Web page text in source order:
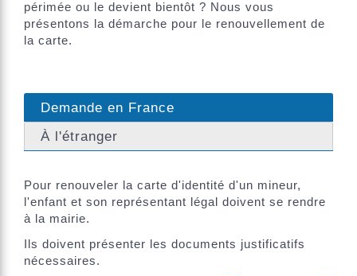
périmée ou le devient bientôt ? Nous vous
présentons la démarche pour le renouvellement de
la carte.
Demande en France
À l'étranger
Pour renouveler la carte d'identité d'un mineur,
l'enfant et son représentant légal doivent se rendre
à la mairie.
Ils doivent présenter les documents justificatifs
nécessaires.